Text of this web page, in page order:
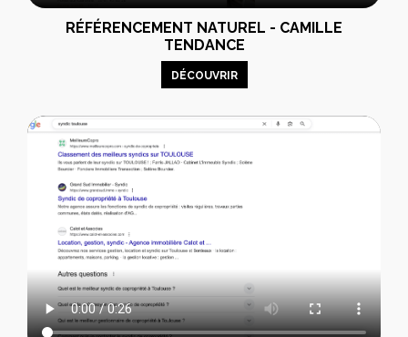
RÉFÉRENCEMENT NATUREL - CAMILLE
TENDANCE
DÉCOUVRIR